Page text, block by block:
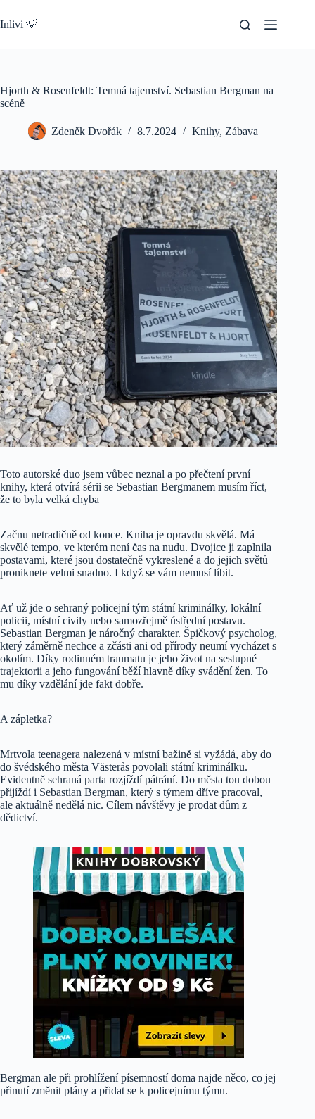
to
content
Inlivi 💡
Hjorth & Rosenfeldt: Temná tajemství. Sebastian Bergman na
scéně
Zdeněk Dvořák 8.7.2024 Knihy, Zábava
Toto autorské duo jsem vůbec neznal a po přečtení první
knihy, která otvírá sérii se Sebastian Bergmanem musím říct,
že to byla velká chyba
Začnu netradičně od konce. Kniha je opravdu skvělá. Má
skvělé tempo, ve kterém není čas na nudu. Dvojice ji zaplnila
postavami, které jsou dostatečně vykreslené a do jejich světů
proniknete velmi snadno. I když se vám nemusí líbit.
Ať už jde o sehraný policejní tým státní kriminálky, lokální
policii, místní civily nebo samozřejmě ústřední postavu.
Sebastian Bergman je náročný charakter. Špičkový psycholog,
který záměrně nechce a zčásti ani od přírody neumí vycházet s
okolím. Díky rodinném traumatu je jeho život na sestupné
trajektorii a jeho fungování běží hlavně díky svádění žen. To
mu díky vzdělání jde fakt dobře.
A zápletka?
Mrtvola teenagera nalezená v místní bažině si vyžádá, aby do
do švédského města Västerås povolali státní kriminálku.
Evidentně sehraná parta rozjíždí pátrání. Do města tou dobou
přijíždí i Sebastian Bergman, který s týmem dříve pracoval,
ale aktuálně nedělá nic. Cílem návštěvy je prodat dům z
dědictví.
Bergman ale při prohlížení písemností doma najde něco, co jej
přinutí změnit plány a přidat se k policejnímu týmu.